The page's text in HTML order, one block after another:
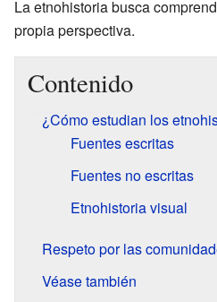
La etnohistoria busca
propia perspectiva.
Contenido
¿Cómo estudian los
Fuentes escritas
Fuentes no escritas
Etnohistoria visual
Respeto por las
Véase también